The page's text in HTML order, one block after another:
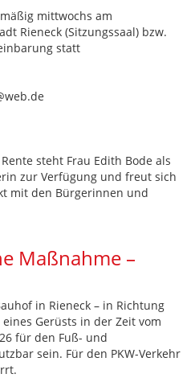
mittwochs am
Rieneck (Sitzungssaal) bzw.
statt
steht Frau Edith Bode als
zur Verfügung und freut sich
mit den Bürgerinnen und
Maßnahme –
in Rieneck – in Richtung
Gerüsts in der Zeit vom
für den Fuß- und
sein. Für den PKW-Verkehr